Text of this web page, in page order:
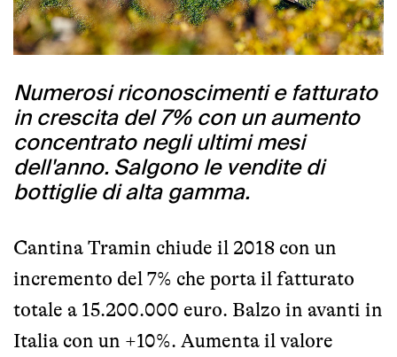
Numerosi riconoscimenti e fatturato
in crescita del 7% con un aumento
concentrato negli ultimi mesi
dell'anno. Salgono le vendite di
bottiglie di alta gamma.
Cantina Tramin chiude il 2018 con un
incremento del 7% che porta il fatturato
totale a 15.200.000 euro. Balzo in avanti in
Italia con un +10%. Aumenta il valore